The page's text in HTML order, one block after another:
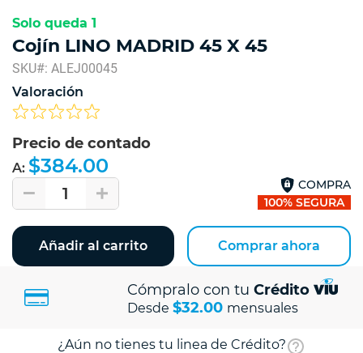
Solo queda 1
Cojín LINO MADRID 45 X 45
SKU#: ALEJ00045
Valoración
Precio de contado
A: $384.00
1
COMPRA
100% SEGURA
Añadir al carrito Comprar ahora
Cómpralo con tu Crédito
Desde $32.00 mensuales
¿Aún no tienes tu linea de Crédito?